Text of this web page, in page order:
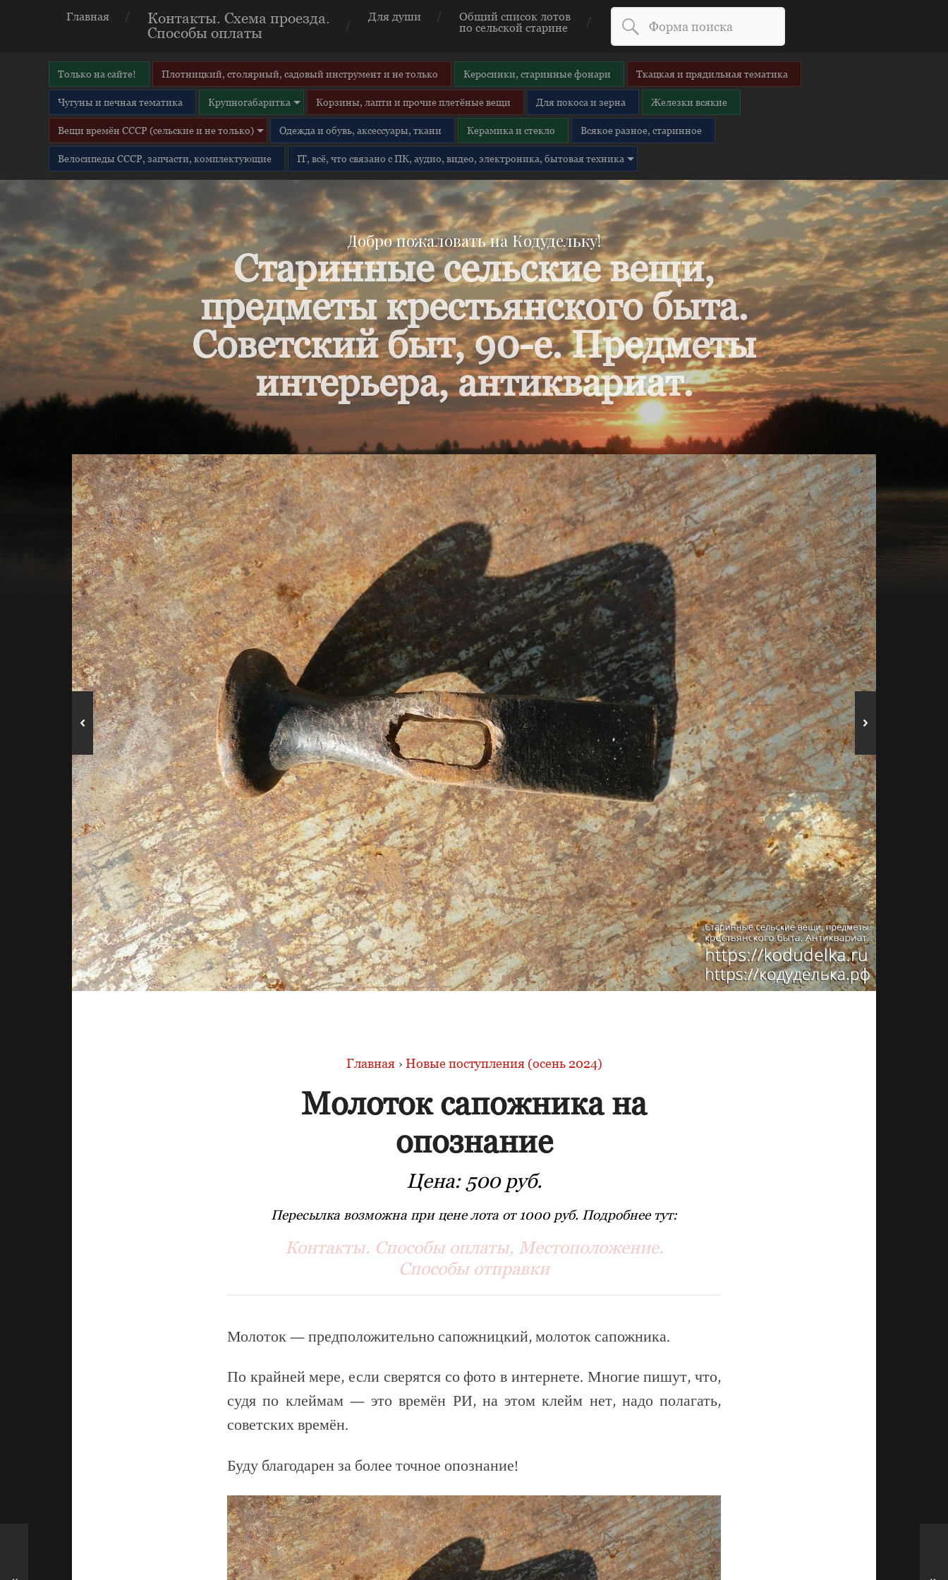
Главная
Контакты. Схема проезда.
Способы оплаты
Для души
Общий список лотов
по сельской старине
Только на сайте! Плотницкий, столярный, садовый инструмент и не только Керосинки, старинные фонари Ткацкая и прядильная тематика
Чугуны и печная тематика Крупногабаритка Корзины, лапти и прочие плетёные вещи Для покоса и зерна Железки всякие
Вещи времён СССР (сельские и не только) Одежда и обувь, аксессуары, ткани Керамика и стекло Всякое разное, старинное
Велосипеды СССР, запчасти, комплектующие IT, всё, что связано с ПК, аудио, видео, электроника, бытовая техника
Добро пожаловать на Кодудельку!
Старинные сельские вещи,
предметы крестьянского быта.
Советский быт, 90-е. Предметы
интерьера, антиквариат.
Главная › Новые поступления (осень 2024)
Молоток сапожника на
опознание
Цена: 500 руб.
Пересылка возможна при цене лота от 1000 руб. Подробнее тут:
Контакты. Способы оплаты, Местоположение.
Способы отправки
Молоток — предположительно сапожницкий, молоток сапожника.
По крайней мере, если сверятся со фото в интернете. Многие пишут, что,
судя по клеймам — это времён РИ, на этом клейм нет, надо полагать,
советских времён.
Буду благодарен за более точное опознание!